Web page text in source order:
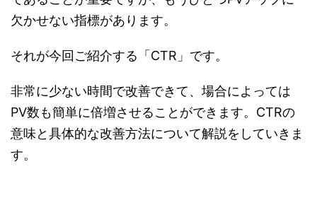
欠かせない指標があります。
それが今回ご紹介する「CTR」です。
非常に少ない時間で改善できて、場合によっては
PV数も簡単に倍増させることができます。CTRの
意味と具体的な改善方法について解説をしていきま
す。